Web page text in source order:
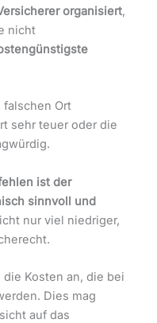
organisiert,
nicht
falschen Ort
sehr teuer oder die
ist der
sinnvoll und
nur viel niedriger,
Kosten an, die bei
Dies mag
auf das